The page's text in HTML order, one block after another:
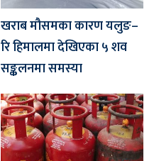
खराब मौसमका कारण यलुङ–
रि हिमालमा देखिएका ५ शव
सङ्कलनमा समस्या